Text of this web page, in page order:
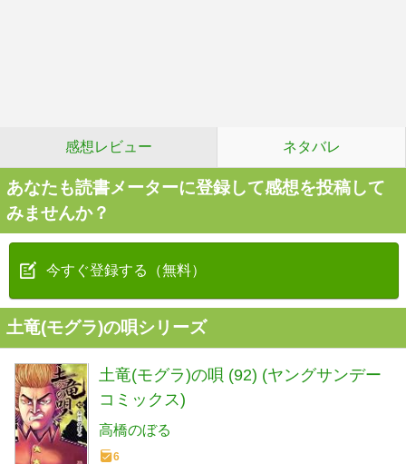
感想レビュー ネタバレ
あなたも読書メーターに登録して感想を投稿して
みませんか？
今すぐ登録する（無料）
土竜(モグラ)の唄シリーズ
土竜(モグラ)の唄 (92) (ヤングサンデー
コミックス)
高橋のぼる
6